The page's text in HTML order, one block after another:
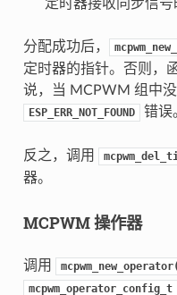
定时器接收同步信号
分配成功后，
定时器的指针。否则，
说，当 MCPWM 组中
ESP_ERR_NOT_FOUND 错误
反之，调用
器。
MCPWM 操作器
调用
mcpwm_operator_config_t